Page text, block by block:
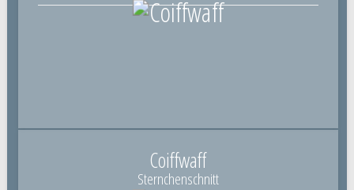
Coiffwaff
Sternchenschnitt